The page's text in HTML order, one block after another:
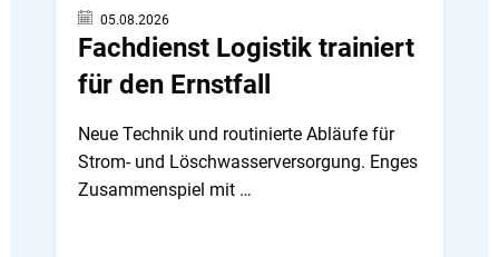
05.08.2026
Fachdienst Logistik trainiert
für den Ernstfall
Neue Technik und routinierte Abläufe für
Strom- und Löschwasserversorgung. Enges
Zusammenspiel mit …